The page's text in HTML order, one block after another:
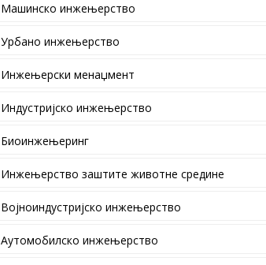
Машинско инжењерство
Урбано инжењерство
Инжењерски менаџмент
Индустријско инжењерство
Биоинжењеринг
Инжењерство заштите животне средине
Војноиндустријско инжењерство
Аутомобилско инжењерство